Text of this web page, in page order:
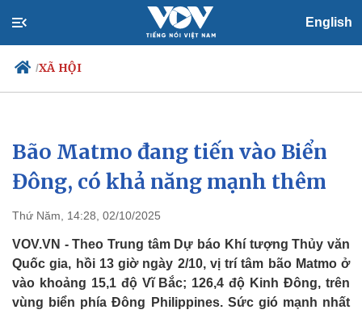
English
/XÃ HỘI
Chính trị
Đảng
Tổ chức nhân sự
Nhận diện sự thật
Xã hội
Dự báo thời tiết
Việc làm
Biển đảo
Bão Matmo đang tiến vào Biển
Đông, có khả năng mạnh thêm
Thứ Năm, 14:28, 02/10/2025
VOV.VN - Theo Trung tâm Dự báo Khí tượng Thủy văn
Quốc gia, hồi 13 giờ ngày 2/10, vị trí tâm bão Matmo ở
vào khoảng 15,1 độ Vĩ Bắc; 126,4 độ Kinh Đông, trên
vùng biển phía Đông Philippines. Sức gió mạnh nhất